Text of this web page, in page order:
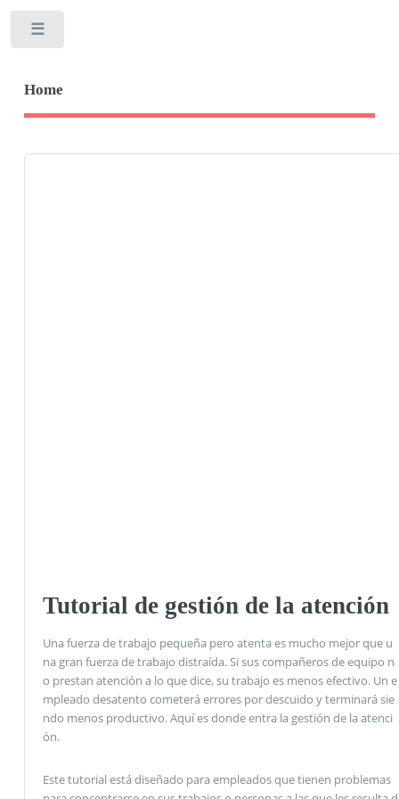
Home
Tutorial de gestión de la atención
Una fuerza de trabajo pequeña pero atenta es mucho mejor que u
na gran fuerza de trabajo distraída. Si sus compañeros de equipo n
o prestan atención a lo que dice, su trabajo es menos efectivo. Un e
mpleado desatento cometerá errores por descuido y terminará sie
ndo menos productivo. Aquí es donde entra la gestión de la atenci
ón.
Este tutorial está diseñado para empleados que tienen problemas